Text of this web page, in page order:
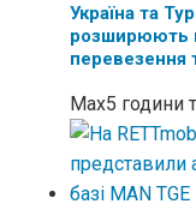
Україна та
розширюють
перевезення
Max5 години